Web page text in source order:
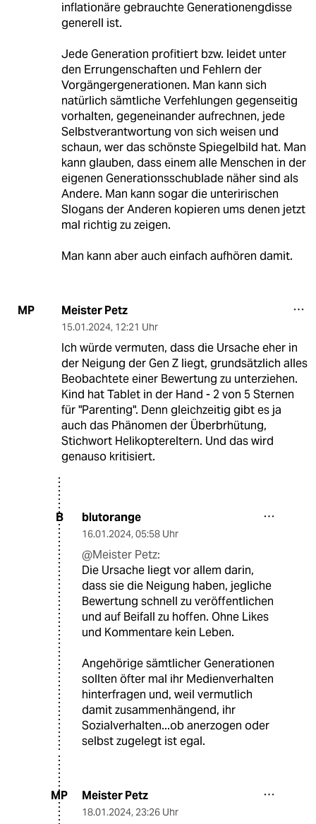
inflationäre gebrauchte Generationengdisse
generell ist.
Jede Generation profitiert bzw. leidet unter
den Errungenschaften und Fehlern der
Vorgängergenerationen. Man kann sich
natürlich sämtliche Verfehlungen gegenseitig
vorhalten, gegeneinander aufrechnen, jede
Selbstverantwortung von sich weisen und
schaun, wer das schönste Spiegelbild hat. Man
kann glauben, dass einem alle Menschen in der
eigenen Generationsschublade näher sind als
Andere. Man kann sogar die unteririschen
Slogans der Anderen kopieren ums denen jetzt
mal richtig zu zeigen.
Man kann aber auch einfach aufhören damit.
MP Meister Petz
15.01.2024, 12:21 Uhr
Ich würde vermuten, dass die Ursache eher in
der Neigung der Gen Z liegt, grundsätzlich alles
Beobachtete einer Bewertung zu unterziehen.
Kind hat Tablet in der Hand - 2 von 5 Sternen
für "Parenting". Denn gleichzeitig gibt es ja
auch das Phänomen der Überbrhütung,
Stichwort Helikoptereltern. Und das wird
genauso kritisiert.
B blutorange
16.01.2024, 05:58 Uhr
@Meister Petz:
Die Ursache liegt vor allem darin,
dass sie die Neigung haben, jegliche
Bewertung schnell zu veröffentlichen
und auf Beifall zu hoffen. Ohne Likes
und Kommentare kein Leben.
Angehörige sämtlicher Generationen
sollten öfter mal ihr Medienverhalten
hinterfragen und, weil vermutlich
damit zusammenhängend, ihr
Sozialverhalten...ob anerzogen oder
selbst zugelegt ist egal.
MP Meister Petz
18.01.2024, 23:26 Uhr